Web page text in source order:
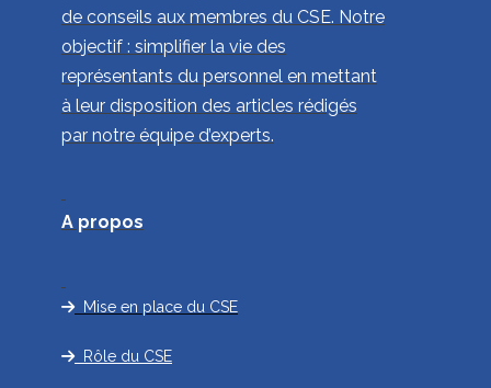
de conseils aux membres du CSE. Notre
objectif : simplifier la vie des
représentants du personnel en mettant
à leur disposition des articles rédigés
par notre équipe d’experts.
A propos
Mise en place du CSE
Rôle du CSE